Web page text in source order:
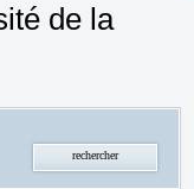
de la